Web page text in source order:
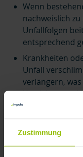
Zustimmung
Wenn
nachweislich
Unfallfolgen
entsprechend
Krankheiten
Unfall
verlängern,
Abgrenzung